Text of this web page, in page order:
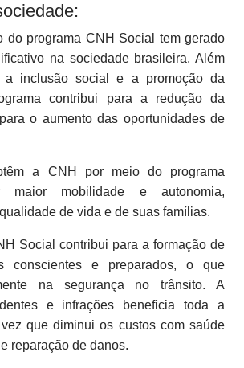
do programa CNH Social tem gerado
na sociedade brasileira. Além
a inclusão social e a promoção da
contribui para a redução da
o aumento das oportunidades de
a CNH por meio do programa
mobilidade e autonomia,
de vida e de suas famílias.
Social contribui para a formação de
conscientes e preparados, o que
na segurança no trânsito. A
e infrações beneficia toda a
que diminui os custos com saúde
reparação de danos.